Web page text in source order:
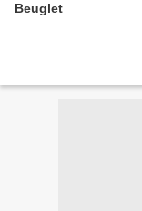
Beuglet